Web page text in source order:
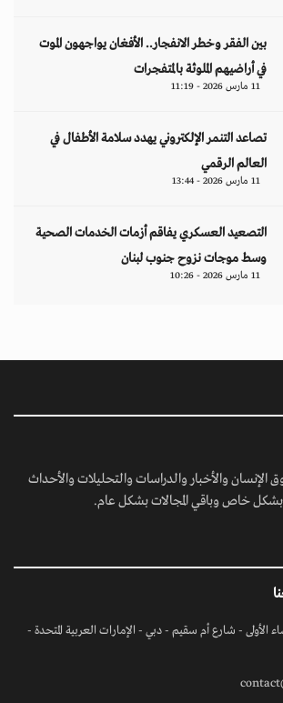
بين الفقر وخطر الانفجار.. الأفغان يواجهون الموت
في أراضيهم الملوثة بالمتفجرات
11 مارس 2026 - 11:19
تصاعد التنمر الإلكتروني يهدد سلامة الأطفال في
العالم الرقمي
11 مارس 2026 - 13:44
التصعيد العسكري يفاقم أزمات الخدمات الصحية
وسط موجات نزوح جنوب لبنان
11 مارس 2026 - 10:26
والأخبار والدراسات والتحليلات والأحداث
بشكل خاص وباقي المجالات بشكل عام.
الأولى - شارع أم سقيم - دبي - الإمارات العربية المتحدة -